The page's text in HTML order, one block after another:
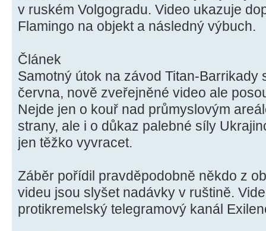
v ruském Volgogradu. Video ukazuje
Flamingo na objekt a následný výbuch.
Článek
Samotný útok na závod Titan-Barrikady
června, nově zveřejněné video ale
Nejde jen o kouř nad průmyslovým
strany, ale i o důkaz palebné síly
jen těžko vyvracet.
Záběr pořídil pravděpodobně někdo z
videu jsou slyšet nadávky v ruštině.
protikremelský telegramový kanál